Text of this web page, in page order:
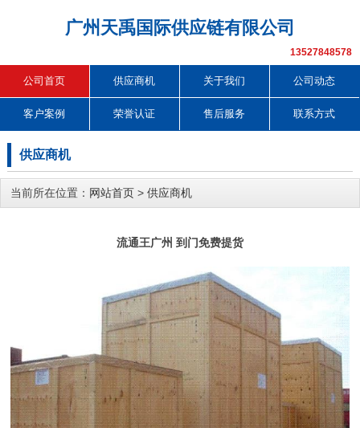
广州天禹国际供应链有限公司
13527848578
公司首页 供应商机 关于我们 公司动态
客户案例 荣誉认证 售后服务 联系方式
供应商机
当前所在位置： 网站首页 > 供应商机
流通王广州 到门免费提货